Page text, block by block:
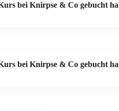
bei Knirpse & Co gebucht
bei Knirpse & Co gebucht